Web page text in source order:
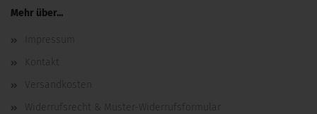
Mehr über...
Impressum
Kontakt
Versandkosten
Widerrufsrecht & Muster-Widerrufsformular